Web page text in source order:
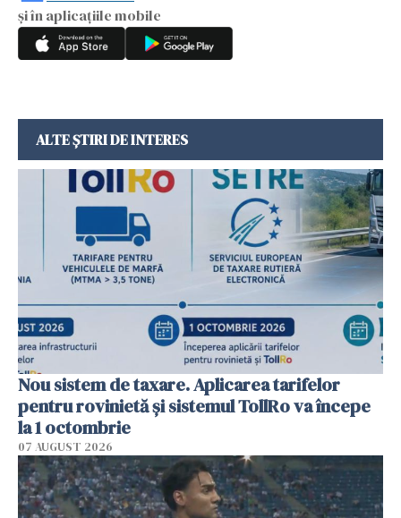
și în aplicațiile mobile
ALTE ȘTIRI DE INTERES
Nou sistem de taxare. Aplicarea tarifelor
pentru rovinietă şi sistemul TollRo va începe
la 1 octombrie
07 AUGUST 2026